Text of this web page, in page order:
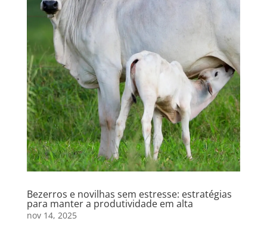
Bezerros e novilhas sem estresse: estratégias
para manter a produtividade em alta
nov 14, 2025